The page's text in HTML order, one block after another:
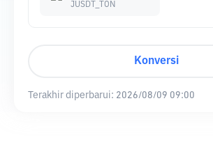
JUSDT_TON
Konversi
Terakhir diperbarui: 2026/08/09 09:00